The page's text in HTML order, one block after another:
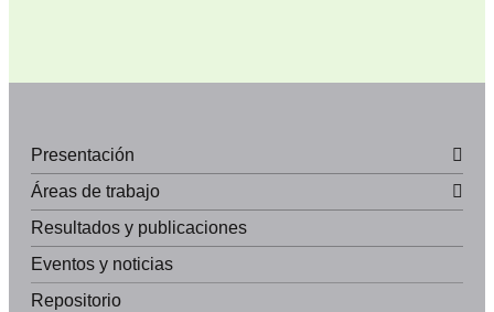
Presentación
Áreas de trabajo
Resultados y publicaciones
Eventos y noticias
Repositorio